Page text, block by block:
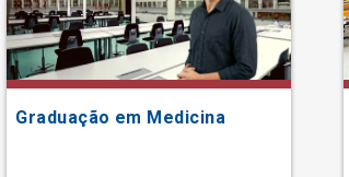
Graduação em Medicina